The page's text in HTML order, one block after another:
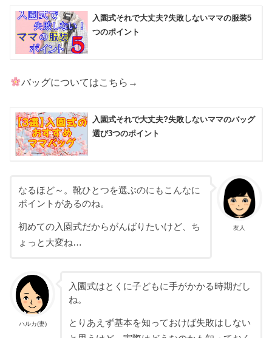
入園式それで大丈夫?失敗しないママの服装5
つのポイント
バッグについてはこちら→
入園式それで大丈夫?失敗しないママのバッグ
選び3つのポイント
友人
なるほど～。靴ひとつを選ぶのにもこんなに
ポイントがあるのね。
初めての入園式だからがんばりたいけど、ち
ょっと大変ね…
ハルカ(妻)
入園式はとくに子どもに手がかかる時期だし
ね。
とりあえず基本を知っておけば失敗はしない